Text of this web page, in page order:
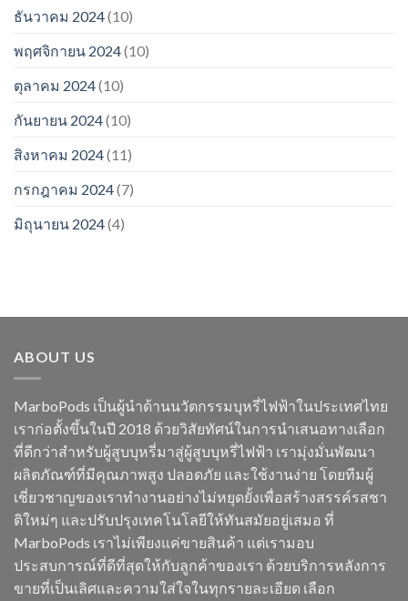
ธันวาคม 2024(10)
พฤศจิกายน 2024(10)
ตุลาคม 2024(10)
กันยายน 2024(10)
สิงหาคม 2024(11)
กรกฎาคม 2024(7)
มิถุนายน 2024(4)
ABOUT US
MarboPods เป็นผู้นำด้านนวัตกรรมบุหรี่ไฟฟ้าในประเทศไทย
เราก่อตั้งขึ้นในปี 2018 ด้วยวิสัยทัศน์ในการนำเสนอทางเลือก
ที่ดีกว่าสำหรับผู้สูบบุหรี่มาสู่ผู้สูบบุหรี่ไฟฟ้า เรามุ่งมั่นพัฒนา
ผลิตภัณฑ์ที่มีคุณภาพสูง ปลอดภัย และใช้งานง่าย โดยทีมผู้
เชี่ยวชาญของเราทำงานอย่างไม่หยุดยั้งเพื่อสร้างสรรค์รสชา
ติใหม่ๆ และปรับปรุงเทคโนโลยีให้ทันสมัยอยู่เสมอ ที่
MarboPods เราไม่เพียงแค่ขายสินค้า แต่เรามอบ
ประสบการณ์ที่ดีที่สุดให้กับลูกค้าของเรา ด้วยบริการหลังการ
ขายที่เป็นเลิศและความใส่ใจในทุกรายละเอียด เลือก